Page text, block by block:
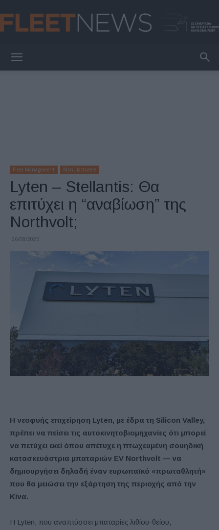
Fleet Management Manufacturers
Lyten – Stellantis: Θα
επιτύχει η “αναβίωση” της
Northvolt;
26/08/2025
Η νεοφυής επιχείρηση Lyten, με έδρα τη Silicon Valley,
πρέπει να πείσει τις αυτοκινητοβιομηχανίες ότι μπορεί
να πετύχει εκεί όπου απέτυχε η πτωχευμένη σουηδική
κατασκευάστρια μπαταριών EV Northvolt — να
δημιουργήσει δηλαδή έναν ευρωπαϊκό «πρωταθλητή»
που θα μειώσει την εξάρτηση της περιοχής από την
Κίνα.
Η Lyten, που αναπτύσσει μπαταρίες λιθίου-θείου,